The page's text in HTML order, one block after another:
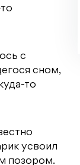
с
сном,
то
усвоил
позором.